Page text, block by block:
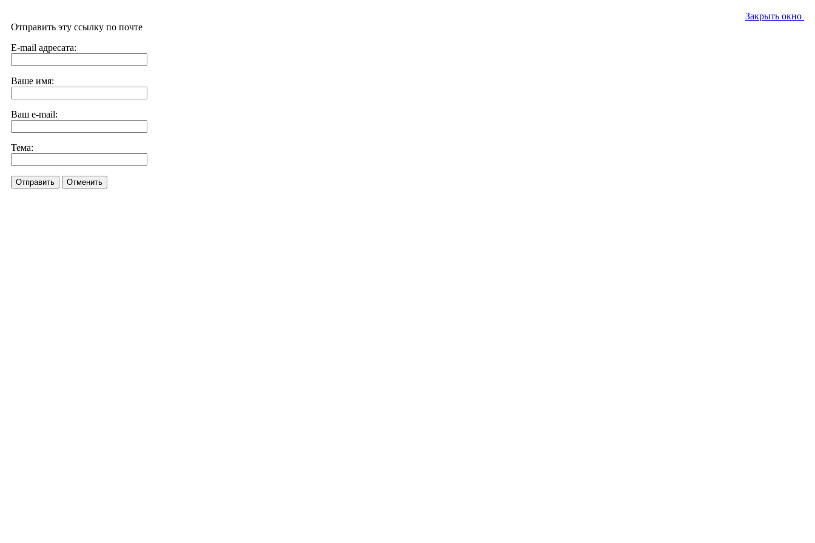
Закрыть окно
Отправить эту ссылку по почте
E-mail адресата:
Ваше имя:
Ваш e-mail:
Тема:
Отправить Отменить